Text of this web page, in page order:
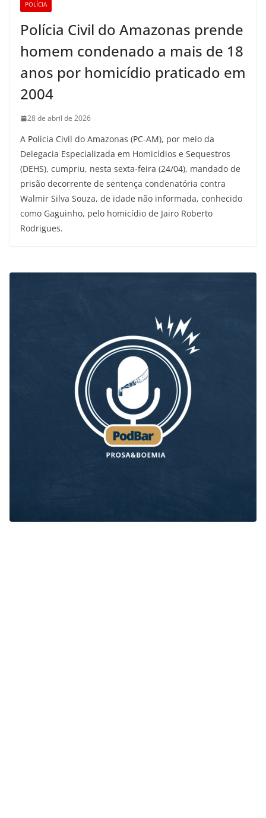
POLÍCIA
Polícia Civil do Amazonas prende
homem condenado a mais de 18
anos por homicídio praticado em
2004
28 de abril de 2026
A Polícia Civil do Amazonas (PC-AM), por meio da
Delegacia Especializada em Homicídios e Sequestros
(DEHS), cumpriu, nesta sexta-feira (24/04), mandado de
prisão decorrente de sentença condenatória contra
Walmir Silva Souza, de idade não informada, conhecido
como Gaguinho, pelo homicídio de Jairo Roberto
Rodrigues.